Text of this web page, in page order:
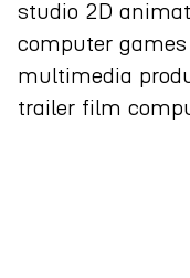
studio 2D
computer
multimedia
trailer film